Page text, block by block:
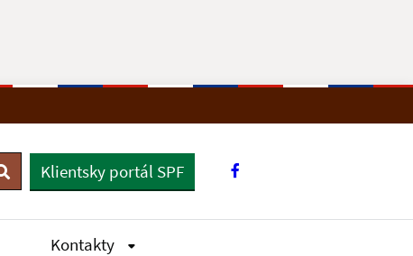
Vyhľadávanie
Klientsky portál SPF
Kontakty